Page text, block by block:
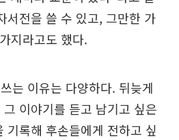
서전을 쓸 수 있고, 그만한 가
지라고도 했다.
는 이유는 다양하다. 뒤늦게
이야기를 듣고 남기고 싶은
기록해 후손들에게 전하고 싶